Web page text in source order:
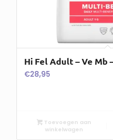
Hi Fel Adult – Ve Mb
€28,95
Toevoegen aan
winkelwagen